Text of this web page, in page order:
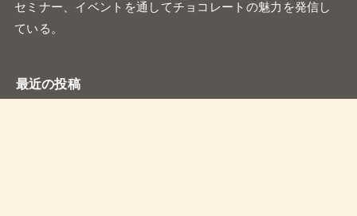
セミナー、イベントを通してチョコレートの魅力を発信し
ている。
最近の投稿